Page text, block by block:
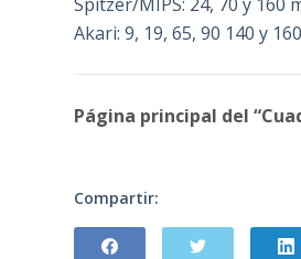
Spitzer/MIPS: 24, 70 y 160
Akari: 9, 19, 65, 90 140 y
Página principal del
Compartir: